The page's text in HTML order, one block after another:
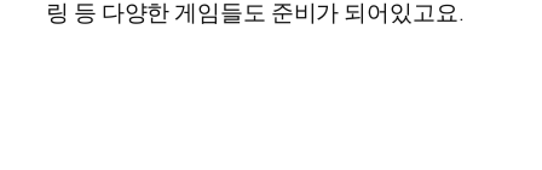
링 등 다양한 게임들도 준비가 되어있고요.